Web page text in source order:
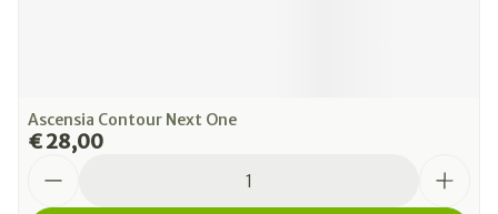
Ascensia Contour Next One
€ 28,00